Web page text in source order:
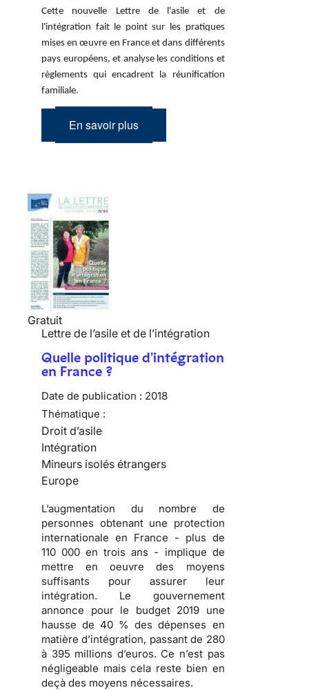
Cette nouvelle Lettre de l'asile et de
l'intégration fait le point sur les pratiques
mises en œuvre en France et dans différents
pays européens, et analyse les conditions et
règlements qui encadrent la réunification
familiale.
En savoir plus
Gratuit
Lettre de l’asile et de l’intégration
Quelle politique d'intégration
en France ?
Date de publication : 2018
Thématique :
Droit d’asile
Intégration
Mineurs isolés étrangers
Europe
L’augmentation du nombre de
personnes obtenant une protection
internationale en France - plus de
110 000 en trois ans - implique de
mettre en oeuvre des moyens
suffisants pour assurer leur
intégration. Le gouvernement
annonce pour le budget 2019 une
hausse de 40 % des dépenses en
matière d’intégration, passant de 280
à 395 millions d’euros. Ce n’est pas
négligeable mais cela reste bien en
deçà des moyens nécessaires.